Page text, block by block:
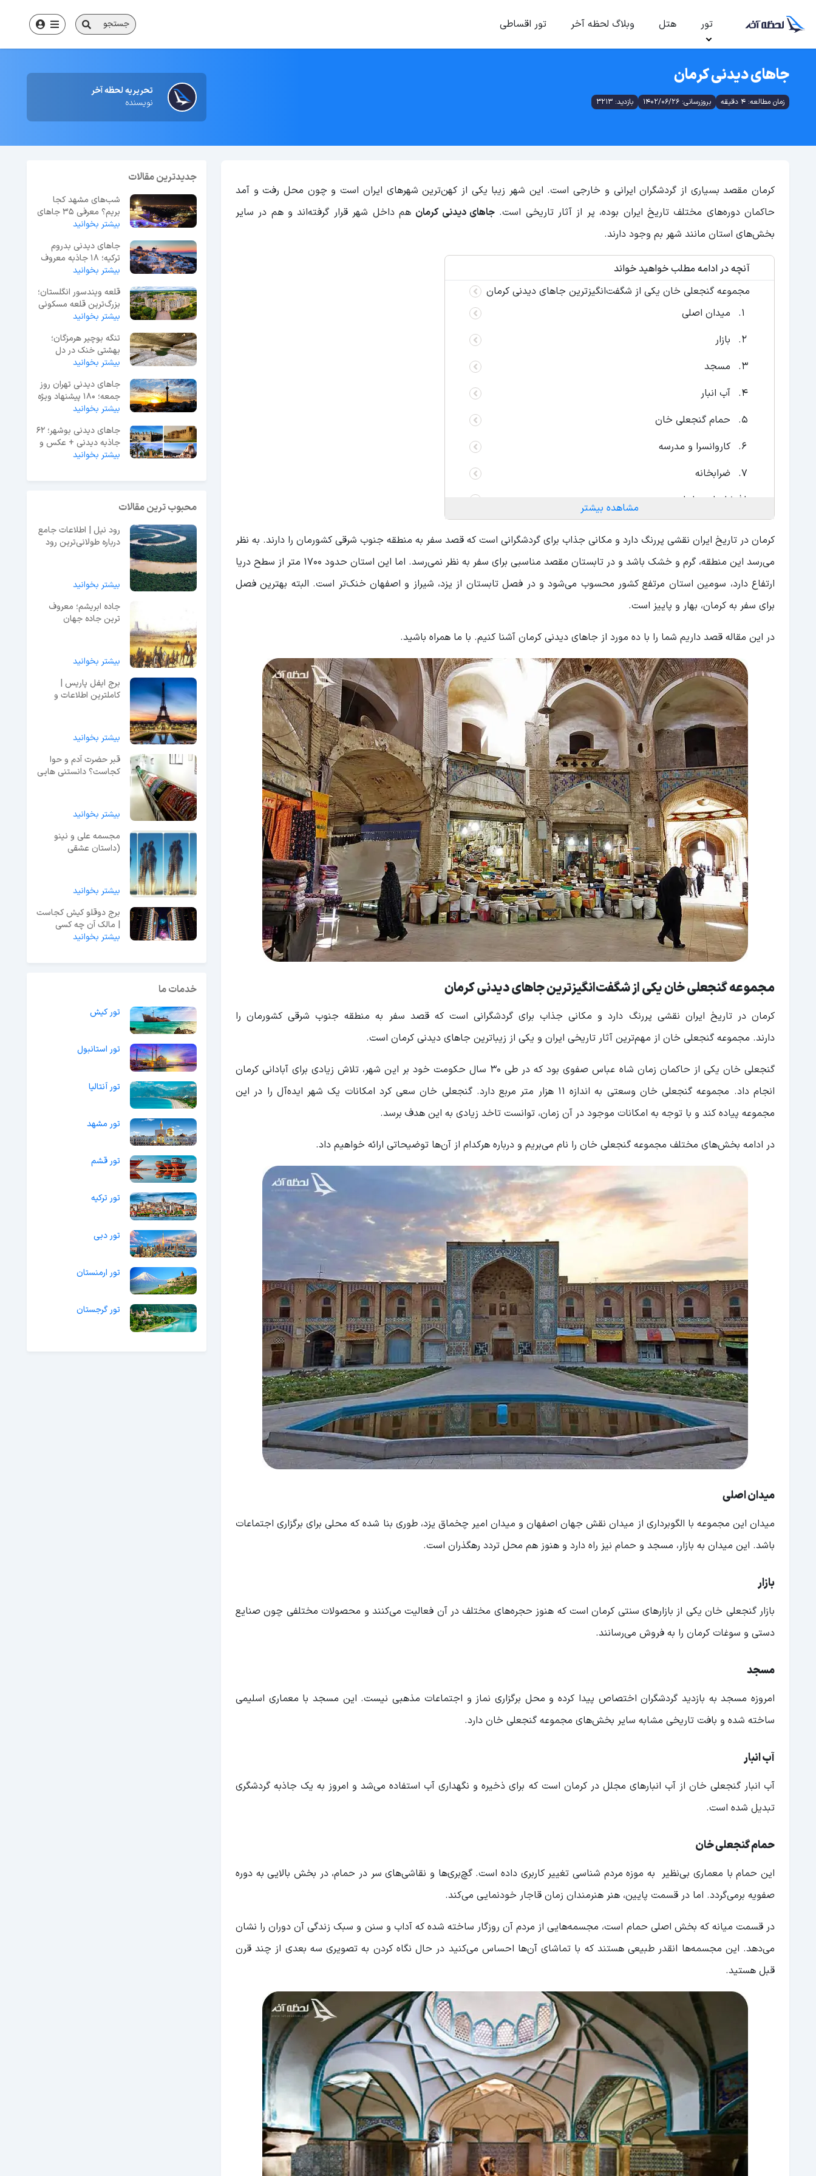
تور هتل وبلاگ لحظه آخر تور اقساطی جستجو
جاهای دیدنی کرمان
زمان مطالعه: 4 دقیقه بروزرسانی: 1402/06/26 بازدید: 3213
تحریریه لحظه آخر
نویسنده
کرمان مقصد بسیاری از گردشگران ایرانی و خارجی است. این شهر زیبا یکی از کهن‌ترین شهرهای ایران است و چون محل رفت و آمد
حاکمان دوره‌های مختلف تاریخ ایران بوده، پر از آثار تاریخی است. جاهای دیدنی کرمان هم داخل شهر قرار گرفته‌اند و هم در سایر
بخش‌های استان مانند شهر بم وجود دارند.
آنچه در ادامه مطلب خواهید خواند
مجموعه گنجعلی خان یکی از شگفت‌انگیزترین جاهای دیدنی کرمان
میدان اصلی
بازار
مسجد
آب انبار
حمام گنجعلی خان
کاروانسرا و مدرسه
ضرابخانه
باغ شاهزاده ماهان
حمام وکیل
گنبد جبلیه
آتشکده آناهیتا (قلعه دختر کرمان)
مسجد جامع کرمان یا مسجد مظفری
باغ فتح آباد (عمارت بیگلر بیگی)
آبشارهای سیمک
یخدان مویدی
کلام آخر
مشاهده بیشتر
کرمان در تاریخ ایران نقشی پررنگ دارد و مکانی جذاب برای گردشگرانی است که قصد سفر به منطقه جنوب شرقی کشورمان را دارند. به نظر
می‌رسد این منطقه، گرم و خشک باشد و در تابستان مقصد مناسبی برای سفر به نظر نمی‌رسد. اما این استان حدود ۱۷۰۰ متر از سطح دریا
ارتفاع دارد، سومین استان مرتفع کشور محسوب می‌شود و در فصل تابستان از یزد، شیراز و اصفهان خنک‌تر است. البته بهترین فصل
برای سفر به کرمان، بهار و پاییز است.
در این مقاله قصد داریم شما را با ده مورد از جاهای دیدنی کرمان آشنا کنیم. با ما همراه باشید.
مجموعه گنجعلی خان یکی از شگفت‌انگیزترین جاهای دیدنی کرمان
کرمان در تاریخ ایران نقشی پررنگ دارد و مکانی جذاب برای گردشگرانی است که قصد سفر به منطقه جنوب شرقی کشورمان را
دارند. مجموعه گنجعلی خان از مهم‌ترین آثار تاریخی ایران و یکی از زیباترین جاهای دیدنی کرمان است.
گنجعلی خان یکی از حاکمان زمان شاه عباس صفوی بود که در طی ۳۰ سال حکومت خود بر این شهر، تلاش زیادی برای آبادانی کرمان
انجام داد. مجموعه گنجعلی خان وسعتی به اندازه ۱۱ هزار متر مربع دارد. گنجعلی خان سعی کرد امکانات یک شهر ایده‌آل را در این
مجموعه پیاده کند و با توجه به امکانات موجود در آن زمان، توانست تاخد زیادی به این هدف برسد.
در ادامه بخش‌های مختلف مجموعه گنجعلی خان را نام می‌بریم و درباره هرکدام از آن‌ها توضیحاتی ارائه خواهیم داد.
میدان اصلی
میدان این مجموعه با الگوبرداری از میدان نقش جهان اصفهان و میدان امیر چخماق یزد، طوری بنا شده که محلی برای برگزاری اجتماعات
باشد. این میدان به بازار، مسجد و حمام نیز راه دارد و هنوز هم محل تردد رهگذران است.
بازار
بازار گنجعلی خان یکی از بازارهای سنتی کرمان است که هنوز حجره‌های مختلف در آن فعالیت می‌کنند و محصولات مختلفی چون صنایع
دستی و سوغات کرمان را به فروش می‌رسانند.
مسجد
امروزه مسجد به بازدید گردشگران اختصاص پیدا کرده و محل برگزاری نماز و اجتماعات مذهبی نیست. این مسجد با معماری اسلیمی
ساخته شده و بافت تاریخی مشابه سایر بخش‌های مجموعه گنجعلی خان دارد.
آب انبار
آب انبار گنجعلی خان از آب انبارهای مجلل در کرمان است که برای ذخیره و نگهداری آب استفاده می‌شد و امروز به یک جاذبه گردشگری
تبدیل شده است.
حمام گنجعلی خان
این حمام با معماری بی‌نظیر به موزه مردم شناسی تغییر کاربری داده است. گچ‌‌بری‌ها و نقاشی‌های سر در حمام، در بخش بالایی به دوره
صفویه برمی‌گردد. اما در قسمت پایین، هنر هنرمندان زمان قاجار خودنمایی می‌کند.
در قسمت میانه که بخش اصلی حمام است، مجسمه‌هایی از مردم آن روزگار ساخته شده که آداب و سنن و سبک زندگی آن دوران را نشان
می‌دهد. این مجسمه‌ها انقدر طبیعی هستند که با تماشای آن‌ها احساس می‌کنید در حال نگاه کردن به تصویری سه بعدی از چند قرن
قبل هستید.
جدیدترین مقالات
شب‌های مشهد کجا
بریم؟ معرفی 35 جاهای
دیدنی مشهد در شب
بیشتر بخوانید
جاهای دیدنی بدروم
ترکیه؛ 18 جاذبه معروف
+ عکس و آدرس
بیشتر بخوانید
قلعه ویندسور انگلستان؛
بزرگ‌ترین قلعه مسکونی
جهان
بیشتر بخوانید
تنگه بوچیر هرمزگان؛
بهشتی خنک در دل
گرمای جنوب ایران
بیشتر بخوانید
جاهای دیدنی تهران روز
جمعه؛ 180 پیشنهاد ویژه
آخر هفته
بیشتر بخوانید
جاهای دیدنی بوشهر؛ 62
جاذبه دیدنی + عکس و
آدرس
بیشتر بخوانید
محبوب ترین مقالات
رود نیل | اطلاعات جامع
درباره طولانی‌ترین رود
بیشتر بخوانید
جاده ابریشم؛ معروف
ترین جاده جهان
بیشتر بخوانید
برج ایفل پاریس |
کاملترین اطلاعات و
بیشتر بخوانید
قبر حضرت آدم و حوا
کجاست؟ دانستنی هایی
بیشتر بخوانید
مجسمه علی و نینو
(داستان عشقی
بیشتر بخوانید
برج دوقلو کیش کجاست
| مالک آن چه کسی
است؟ + عکس
بیشتر بخوانید
خدمات ما
تور کیش
تور استانبول
تور آنتالیا
تور مشهد
تور قشم
تور ترکیه
تور دبی
تور ارمنستان
تور گرجستان